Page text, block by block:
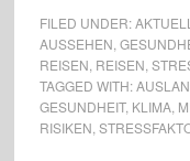
FILED UNDER:AKTUELL
AUSSEHEN
REISEN REISEN
TAGGED WITH:
GESUNDHEIT, KLIMA,
RISIKEN